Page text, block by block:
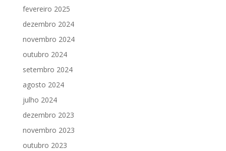
fevereiro 2025
dezembro 2024
novembro 2024
outubro 2024
setembro 2024
agosto 2024
julho 2024
dezembro 2023
novembro 2023
outubro 2023